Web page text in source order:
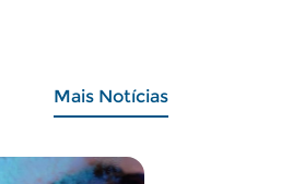
Mais Notícias